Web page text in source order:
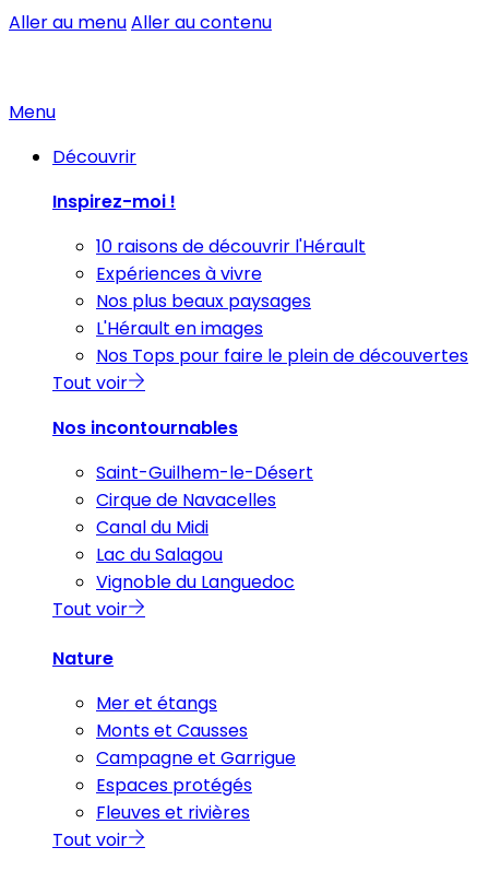
Aller au menuAller au contenu
Menu
Découvrir
Inspirez-moi !
10 raisons de découvrir l'Hérault
Expériences à vivre
Nos plus beaux paysages
L'Hérault en images
Nos Tops pour faire le plein de découvertes
Tout voir
Nos incontournables
Saint-Guilhem-le-Désert
Cirque de Navacelles
Canal du Midi
Lac du Salagou
Vignoble du Languedoc
Tout voir
Nature
Mer et étangs
Monts et Causses
Campagne et Garrigue
Espaces protégés
Fleuves et rivières
Tout voir